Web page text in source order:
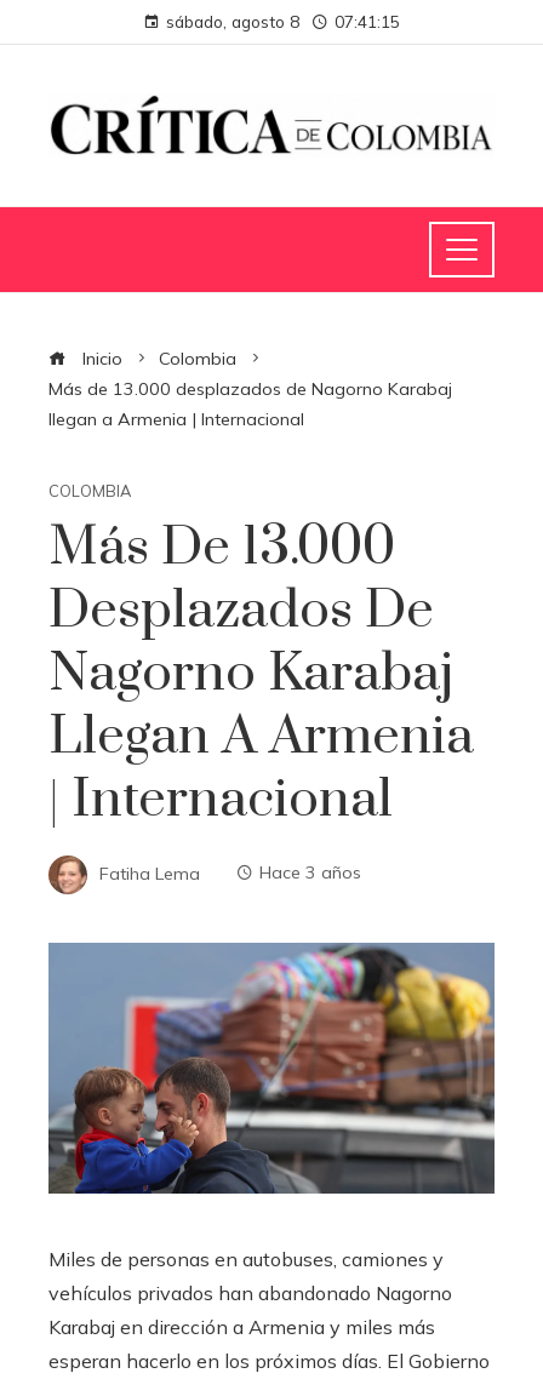
sábado, agosto 8 07:41:16
Inicio
Colombia
Más de 13.000 desplazados de Nagorno Karabaj
llegan a Armenia | Internacional
COLOMBIA
Más De 13.000
Desplazados De
Nagorno Karabaj
Llegan A Armenia
| Internacional
Fatiha Lema Hace 3 años
Miles de personas en autobuses, camiones y
vehículos privados han abandonado Nagorno
Karabaj en dirección a Armenia y miles más
esperan hacerlo en los próximos días. El Gobierno